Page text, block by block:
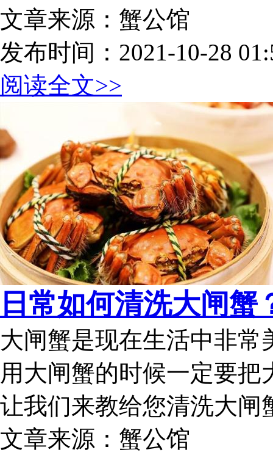
文章来源：蟹公馆
发布时间：2021-10-28
阅读全文>>
日常如何清洗大闸蟹
大闸蟹是现在生活中非
用大闸蟹的时候一定要
让我们来教给您清洗大
文章来源：蟹公馆